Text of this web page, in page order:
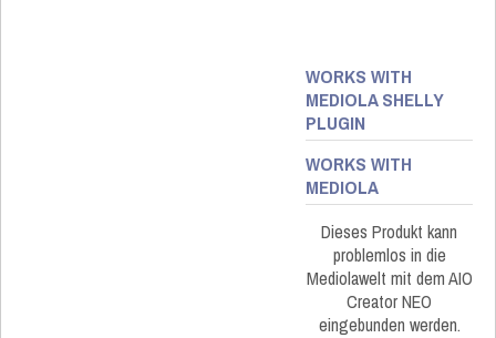
WORKS WITH
MEDIOLA SHELLY
PLUGIN
WORKS WITH
MEDIOLA
Dieses Produkt kann
problemlos in die
Mediolawelt mit dem AIO
Creator NEO
eingebunden werden.